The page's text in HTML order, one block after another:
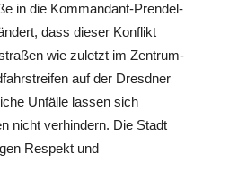
in die Kommandant-Prendel-
dass dieser Konflikt
wie zuletzt im Zentrum-
auf der Dresdner
Unfälle lassen sich
nicht verhindern. Die Stadt
Respekt und